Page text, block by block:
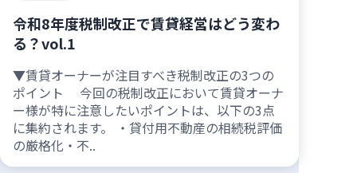
令和8年度税制改正で賃貸経営はどう変わ
る？vol.1
▼賃貸オーナーが注目すべき税制改正の3つの
ポイント 今回の税制改正において賃貸オーナ
ー様が特に注意したいポイントは、以下の3点
に集約されます。 ・貸付用不動産の相続税評価
の厳格化・不..